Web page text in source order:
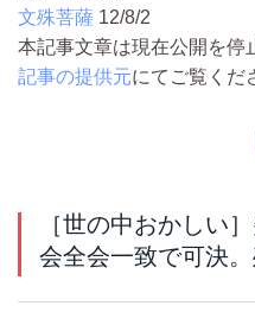
文殊菩薩 12/8/2
本記事文章は現在公開を停
記事の提供元にてご覧くだ
［世の中おかしい
会全会一致で可決